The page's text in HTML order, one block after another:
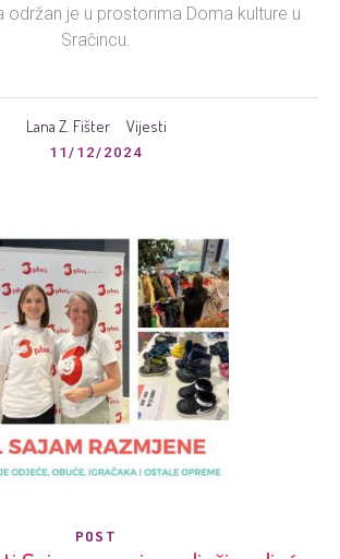
održan je u prostorima Doma kulture u
Sračincu.
Lana Z. Fišter Vijesti
11/12/2024
POST